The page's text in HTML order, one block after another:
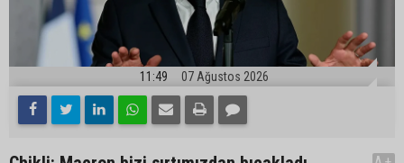
11:49 07 Ağustos 2026